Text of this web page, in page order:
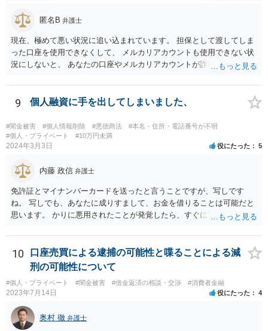
匿名B 弁護士
現在、極めて悪い状況に追い込まれています。 担保として渡してしま
った口座を使用できなくして、 メルカリアカウントも使用できない状
況にしないと、 あなたの口座やメルカリアカウントが詐欺や闇金の取
容疑で警察の調べを受けたり、第三者から損害賠償請求をされるなど
の過酷な状況へと追い込まれていきます。 警察や、金融機関、メルカ
9 個人融資に手を出してしまいました、
#闇金被害 #個人情報削除 #悪徳商法
#本名・住所・電話番号が不明
#個人・プライベート
#10万円未満
2024年3月3日 役にたった 5
内藤 政信 弁護士
免許証とマイナンバーカードを送ったと言うことですが、写しです
ね。 写しでも、あなたに成りすまして、お金を借りることは可能だと
思います。 かりに悪用されたことが発覚したら、すぐに警察に相談し
10
口座売買による逮捕の可能性と喋ることによる減
刑の可能性について
#個人・プライベート #闇金被害 #借金返済の相談・交渉 #消費者金融
2023年7月14日 役にたった 4
奥村 徹 弁護士